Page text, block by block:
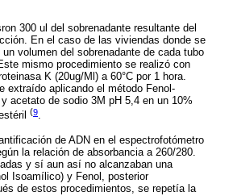
300 ul del sobrenadante resultante del
En el caso de las viviendas donde se
volumen del sobrenadante de cada tubo
mismo procedimiento se realizó con
K (20ug/Ml) a 60°C por 1 hora.
extraído aplicando el método Fenol-
acetato de sodio 3M pH 5,4 en un 10%
(9.
de ADN en el espectrofotómetro
la relación de absorbancia a 260/280.
y sí aun así no alcanzaban una
Isoamílico) y Fenol, posterior
de estos procedimientos, se repetía la